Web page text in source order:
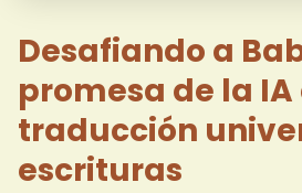
Desafiando a
promesa de la IA
traducción
escrituras